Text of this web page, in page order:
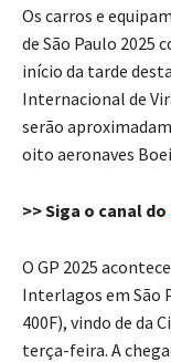
Os carros e
de São Paulo 2025
início da tarde
Internacional de
serão
oito aeronaves
>> Siga o canal do
O GP 2025
Interlagos em São
400F), vindo de da
terça-feira. A